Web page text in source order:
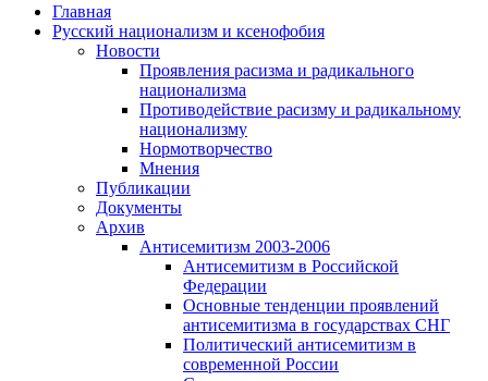
Главная
Русский национализм и ксенофобия
Новости
Проявления расизма и радикального
национализма
Противодействие расизму и радикальному
национализму
Нормотворчество
Мнения
Публикации
Документы
Архив
Антисемитизм 2003-2006
Антисемитизм в Российской
Федерации
Основные тенденции проявлений
антисемитизма в государствах СНГ
Политический антисемитизм в
современной России